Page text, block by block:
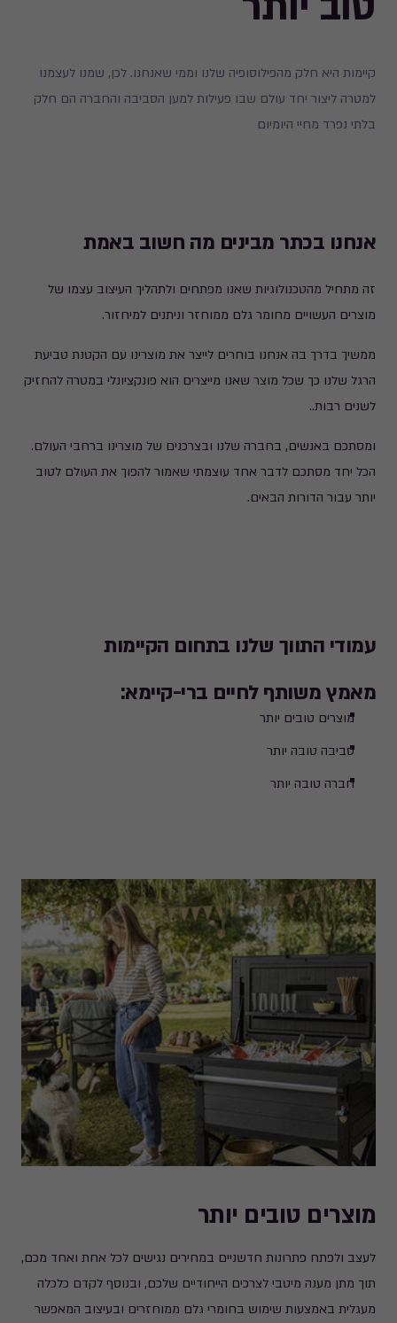
קיימות היא חלק מהפילוסופיה שלנו וממי שאנחנו. לכן, שמנו לעצמנו
למטרה ליצור יחד עולם שבו פעילות למען הסביבה והחברה הם חלק
בלתי נפרד מחיי היומיום
אנחנו בכתר מבינים מה חשוב באמת
זה מתחיל מהטכנולוגיות שאנו מפתחים ולתהליך העיצוב עצמו של
מוצרים העשויים מחומר גלם ממוחזר וניתנים למיחזור.
ממשיך בדרך בה אנחנו בוחרים לייצר את מוצרינו עם הקטנת טביעת
הרגל שלנו כך שכל מוצר שאנו מייצרים הוא פונקציונלי במטרה להחזיק
לשנים רבות..
ומסתכם באנשים, בחברה שלנו ובצרכנים של מוצרינו ברחבי העולם.
הכל יחד מסתכם לדבר אחד עוצמתי שאמור להפוך את העולם לטוב
יותר עבור הדורות הבאים.
עמודי התווך שלנו בתחום הקיימות
מאמץ משותף לחיים ברי-קיימא:
מוצרים טובים יותר
סביבה טובה יותר
חברה טובה יותר
מוצרים טובים יותר​
לעצב ולפתח פתרונות חדשניים במחירים נגישים לכל אחת ואחד מכם,
תוך מתן מענה מיטבי לצרכים הייחודיים שלכם, ובנוסף לקדם כלכלה
מעגלית באמצעות שימוש בחומרי גלם ממוחזרים ובעיצוב המאפשר